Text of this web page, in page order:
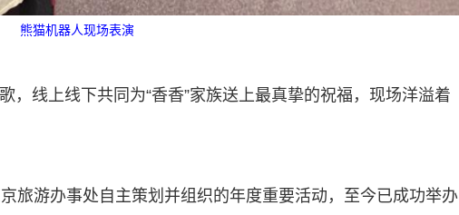
熊猫机器人现场表演
，线上线下共同为“香香”家族送上最真挚的祝福，现场洋溢着
京旅游办事处自主策划并组织的年度重要活动，至今已成功举办